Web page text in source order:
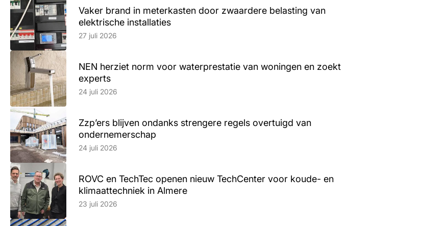
Vaker brand in meterkasten door zwaardere belasting van
elektrische installaties
Lees artikel
27 juli 2026
NEN herziet norm voor waterprestatie van woningen en zoekt
experts
Lees artikel
24 juli 2026
Zzp’ers blijven ondanks strengere regels overtuigd van
ondernemerschap
Lees artikel
24 juli 2026
ROVC en TechTec openen nieuw TechCenter voor koude- en
klimaattechniek in Almere
Lees artikel
23 juli 2026